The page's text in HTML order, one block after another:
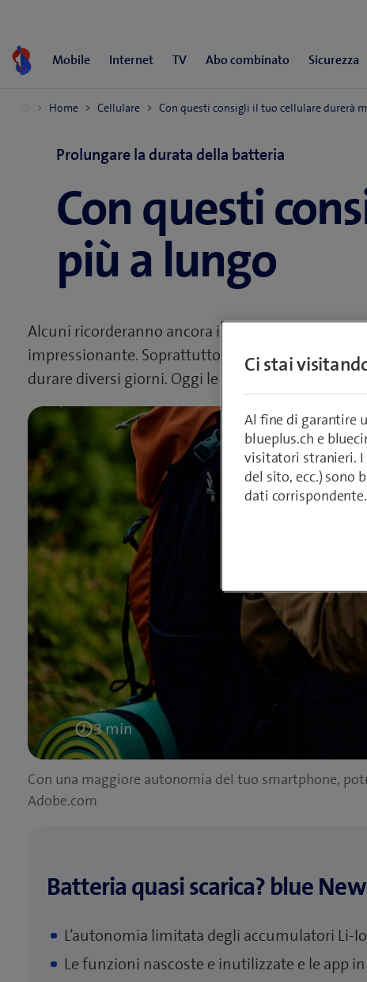
contenuto
Prolungare la durata della batteria
Con questi
più a lungo
Alcuni ricorderanno ancora i primi cellulari degli
impressionante. Soprattutto utilizzandoli
durare diversi giorni. Oggi le cose sono diverse.
Tempo
di
lettura:
3 min
Con una maggiore autonomia del tuo smartphone,
Adobe.com
Batteria quasi scarica? blue
L’autonomia limitata degli accumulatori Li-
Le funzioni nascoste e inutilizzate e le app
Ci stai
Al fine di garantire
blueplus.ch e
visitatori stranieri. I
del sito, ecc.) sono
dati corrispondente.